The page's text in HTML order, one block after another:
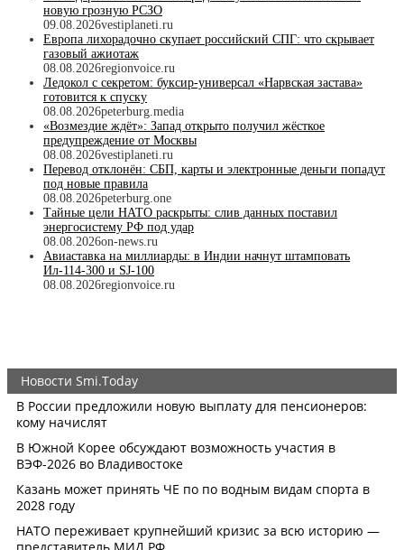
новую грозную РСЗО
09.08.2026vestiplaneti.ru
Европа лихорадочно скупает российский СПГ: что скрывает
газовый ажиотаж
08.08.2026regionvoice.ru
Ледокол с секретом: буксир-универсал «Нарвская застава»
готовится к спуску
08.08.2026peterburg.media
«Возмездие ждёт»: Запад открыто получил жёсткое
предупреждение от Москвы
08.08.2026vestiplaneti.ru
Перевод отклонён: СБП, карты и электронные деньги попадут
под новые правила
08.08.2026peterburg.one
Тайные цели НАТО раскрыты: слив данных поставил
энергосистему РФ под удар
08.08.2026on-news.ru
Авиаставка на миллиарды: в Индии начнут штамповать
Ил‑114‑300 и SJ‑100
08.08.2026regionvoice.ru